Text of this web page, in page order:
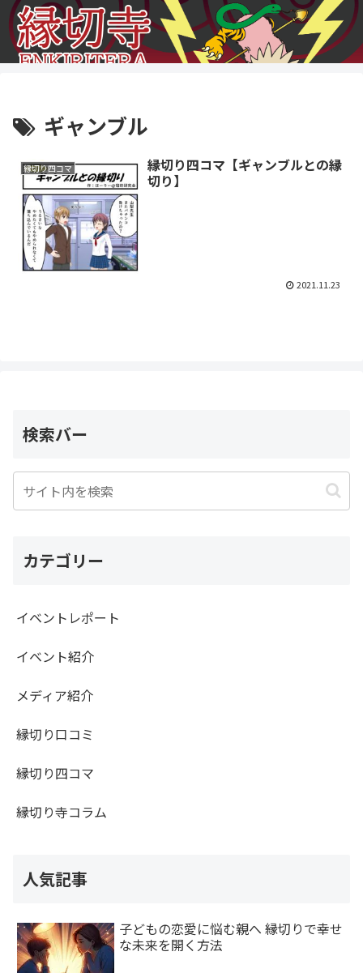
ギャンブル
縁切り四コマ
縁切り四コマ【ギャンブルとの縁
切り】
2021.11.23
検索バー
カテゴリー
イベントレポート
イベント紹介
メディア紹介
縁切り口コミ
縁切り四コマ
縁切り寺コラム
人気記事
子どもの恋愛に悩む親へ 縁切りで幸せ
な未来を開く方法